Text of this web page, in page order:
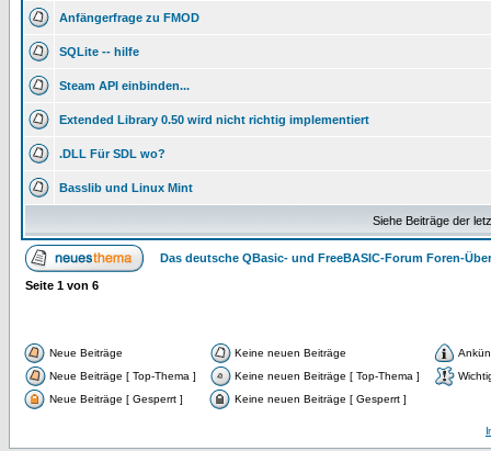
Anfängerfrage zu FMOD
SQLite -- hilfe
Steam API einbinden...
Extended Library 0.50 wird nicht richtig implementiert
.DLL Für SDL wo?
Basslib und Linux Mint
Siehe Beiträge der
Das deutsche QBasic- und FreeBASIC-Forum Foren-
Seite 1 von 6
Neue Beiträge Keine neuen Beiträge
Neue Beiträge [ Top-Thema ]
Keine neuen Beiträge [ Top-Thema ]
Neue Beiträge [ Gesperrt ]
Keine neuen Beiträge [ Gesperrt ]